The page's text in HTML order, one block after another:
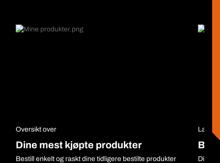
Oversikt over
Dine mest kjøpte produkter
Bestill enkelt og raskt dine tidligere bestilte produkter
Last